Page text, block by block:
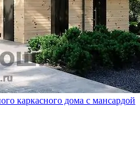
каркасного дома с мансардой